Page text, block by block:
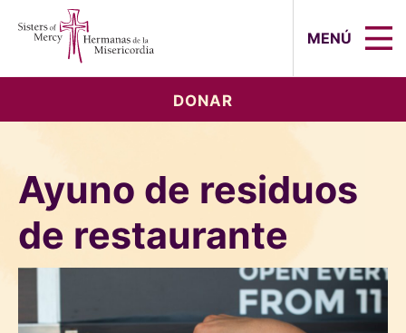
MENÚ
DONAR
Ayuno de residuos
de restaurante